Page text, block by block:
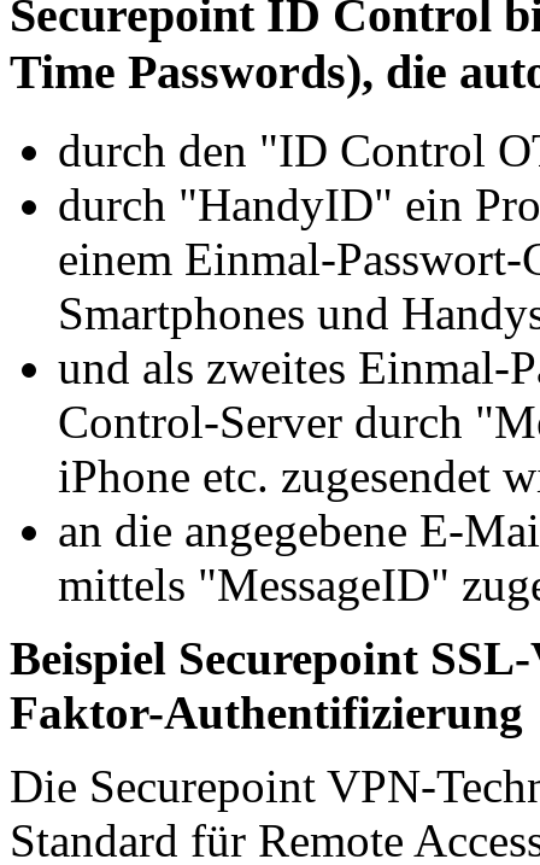
Securepoint ID Control
Time Passwords), die
durch den "ID Control
durch "HandyID" ein
einem Einmal-
Smartphones und
und als zweites Einmal-
Control-Server durch
iPhone etc. zugesendet
an die angegebene E-
mittels "MessageID"
Beispiel Securepoint
Faktor-Authentifizierung
Die Securepoint VPN-
Standard für Remote